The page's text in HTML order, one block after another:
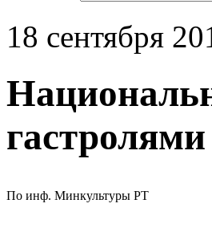
18 сентября
По инф. Минкультуры РТ